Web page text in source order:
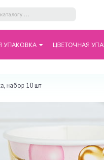
УПАКОВКА ЦВЕТОЧНАЯ
набор 10 шт